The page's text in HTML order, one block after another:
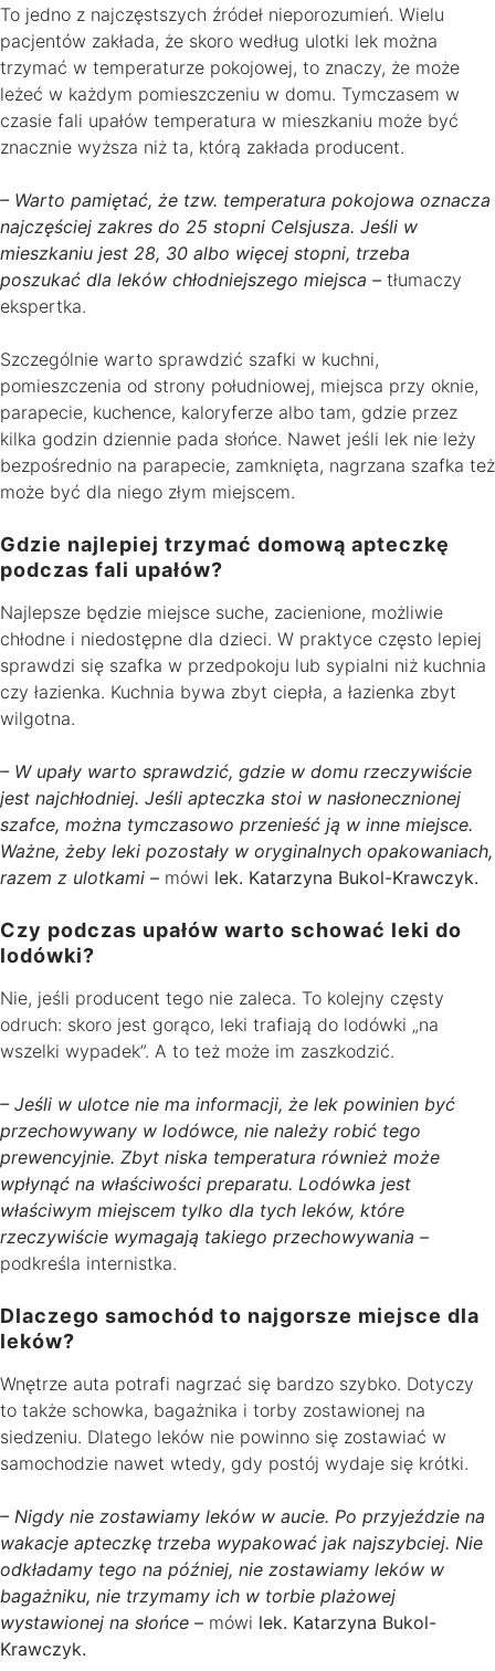
To jedno z najczęstszych źródeł nieporozumień. Wielu
pacjentów zakłada, że skoro według ulotki lek można
trzymać w temperaturze pokojowej, to znaczy, że może
leżeć w każdym pomieszczeniu w domu. Tymczasem w
czasie fali upałów temperatura w mieszkaniu może być
znacznie wyższa niż ta, którą zakłada producent.
– Warto pamiętać, że tzw. temperatura pokojowa oznacza
najczęściej zakres do 25 stopni Celsjusza. Jeśli w
mieszkaniu jest 28, 30 albo więcej stopni, trzeba
poszukać dla leków chłodniejszego miejsca – tłumaczy
ekspertka.
Szczególnie warto sprawdzić szafki w kuchni,
pomieszczenia od strony południowej, miejsca przy oknie,
parapecie, kuchence, kaloryferze albo tam, gdzie przez
kilka godzin dziennie pada słońce. Nawet jeśli lek nie leży
bezpośrednio na parapecie, zamknięta, nagrzana szafka też
może być dla niego złym miejscem.
Gdzie najlepiej trzymać domową apteczkę
podczas fali upałów?
Najlepsze będzie miejsce suche, zacienione, możliwie
chłodne i niedostępne dla dzieci. W praktyce często lepiej
sprawdzi się szafka w przedpokoju lub sypialni niż kuchnia
czy łazienka. Kuchnia bywa zbyt ciepła, a łazienka zbyt
wilgotna.
– W upały warto sprawdzić, gdzie w domu rzeczywiście
jest najchłodniej. Jeśli apteczka stoi w nasłonecznionej
szafce, można tymczasowo przenieść ją w inne miejsce.
Ważne, żeby leki pozostały w oryginalnych opakowaniach,
razem z ulotkami – mówi lek. Katarzyna Bukol-Krawczyk.
Czy podczas upałów warto schować leki do
lodówki?
Nie, jeśli producent tego nie zaleca. To kolejny częsty
odruch: skoro jest gorąco, leki trafiają do lodówki „na
wszelki wypadek”. A to też może im zaszkodzić.
– Jeśli w ulotce nie ma informacji, że lek powinien być
przechowywany w lodówce, nie należy robić tego
prewencyjnie. Zbyt niska temperatura również może
wpłynąć na właściwości preparatu. Lodówka jest
właściwym miejscem tylko dla tych leków, które
rzeczywiście wymagają takiego przechowywania –
podkreśla internistka.
Dlaczego samochód to najgorsze miejsce dla
leków?
Wnętrze auta potrafi nagrzać się bardzo szybko. Dotyczy
to także schowka, bagażnika i torby zostawionej na
siedzeniu. Dlatego leków nie powinno się zostawiać w
samochodzie nawet wtedy, gdy postój wydaje się krótki.
– Nigdy nie zostawiamy leków w aucie. Po przyjeździe na
wakacje apteczkę trzeba wypakować jak najszybciej. Nie
odkładamy tego na później, nie zostawiamy leków w
bagażniku, nie trzymamy ich w torbie plażowej
wystawionej na słońce – mówi lek. Katarzyna Bukol-
Krawczyk.